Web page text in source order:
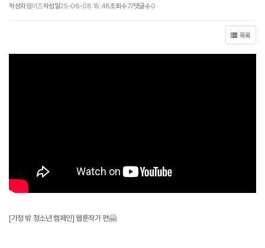
작성자웹이즈작성일25-08-08 15:48조회수77댓글수0
목록
[가정 밖 청소년 캠페인] 웹툰작가 편🤗